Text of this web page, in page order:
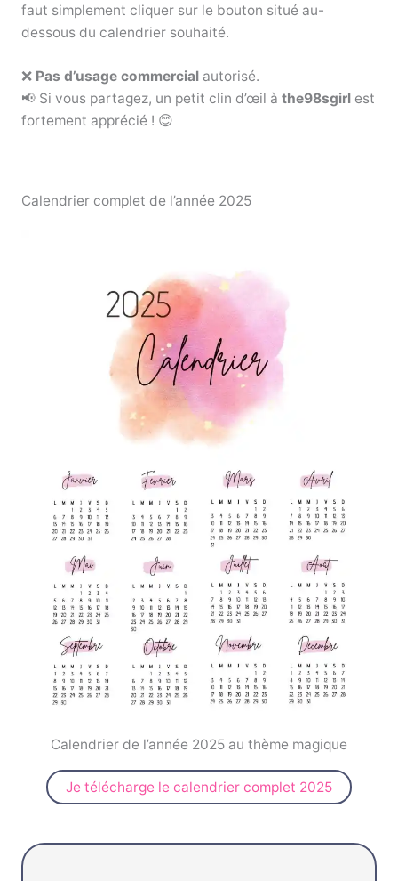
faut simplement cliquer sur le bouton situé au-
dessous du calendrier souhaité.
❌ Pas d’usage commercialautorisé.
📢 Si vous partagez, un petit clin d’œil à the98sgirlest
fortement apprécié ! 😊
Calendrier complet de l’année 2025
Calendrier de l’année 2025 au thème magique
Je télécharge le calendrier complet 2025